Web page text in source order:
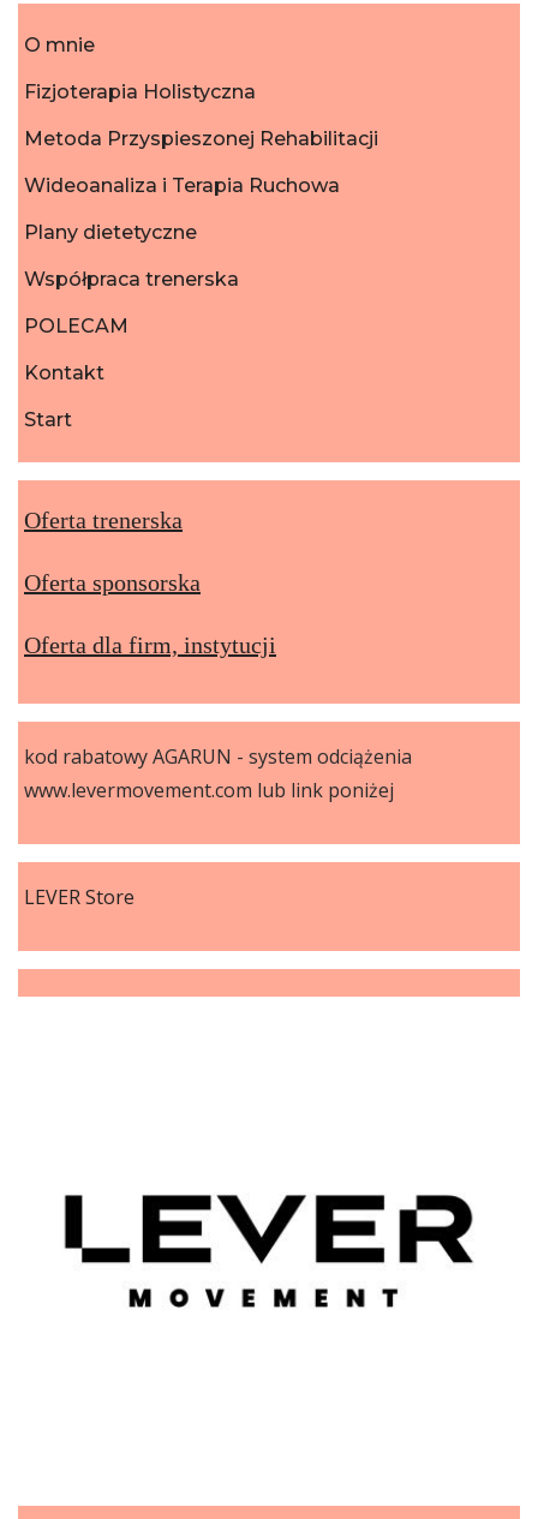
O mnie
Fizjoterapia Holistyczna
Metoda Przyspieszonej Rehabilitacji
Wideoanaliza i Terapia Ruchowa
Plany dietetyczne
Współpraca trenerska
POLECAM
Kontakt
Start
Oferta trenerska
Oferta sponsorska
Oferta dla firm, instytucji
kod rabatowy AGARUN - system odciążenia
www.levermovement.com lub link poniżej
LEVER Store